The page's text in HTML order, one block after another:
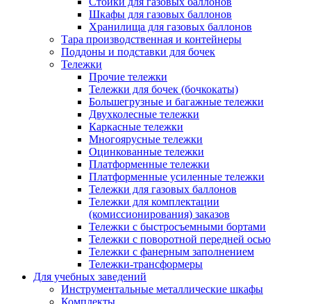
Шкафы для газовых баллонов
Хранилища для газовых баллонов
Тара производственная и контейнеры
Поддоны и подставки для бочек
Тележки
Прочие тележки
Тележки для бочек (бочкокаты)
Большегрузные и багажные тележки
Двухколесные тележки
Каркасные тележки
Многоярусные тележки
Оцинкованные тележки
Платформенные тележки
Платформенные усиленные тележки
Тележки для газовых баллонов
Тележки для комплектации
(комиссионирования) заказов
Тележки с быстросъемными бортами
Тележки с поворотной передней осью
Тележки с фанерным заполнением
Тележки-трансформеры
Для учебных заведений
Инструментальные металлические шкафы
Комплекты